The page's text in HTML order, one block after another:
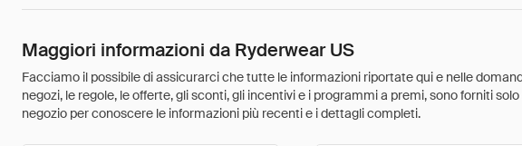
Maggiori informazioni da Ryderwear US
Facciamo il possibile di assicurarci che tutte le informazioni riportate qui e nelle
negozi, le regole, le offerte, gli sconti, gli incentivi e i programmi a premi, sono forniti
negozio per conoscere le informazioni più recenti e i dettagli completi.